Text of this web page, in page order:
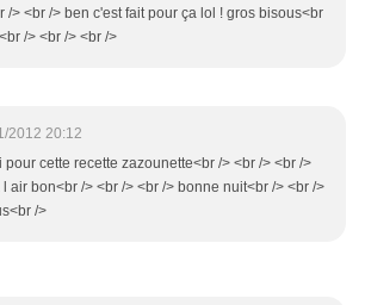
/> <br /> ben c'est fait pour ça lol ! gros bisous<br
/> <br /> <br />
2012 20:12
pour cette recette zazounette<br /> <br /> <br />
l air bon<br /> <br /> <br /> bonne nuit<br /> <br />
/>